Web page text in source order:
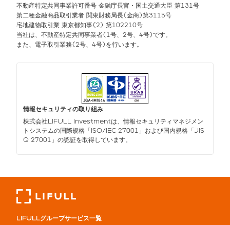
不動産特定共同事業許可番号 金融庁長官・国土交通大臣 第131号
第二種金融商品取引業者 関東財務局長(金商)第3115号
宅地建物取引業 東京都知事(2) 第102210号
当社は、不動産特定共同事業者(1号、2号、4号)です。
また、電子取引業務(2号、4号)を行います。
情報セキュリティの取り組み
株式会社LIFULL Investmentは、情報セキュリティマネジメン
トシステムの国際規格「ISO/IEC 27001」および国内規格「JIS
Q 27001」の認証を取得しています。
LIFULLグループサービス一覧